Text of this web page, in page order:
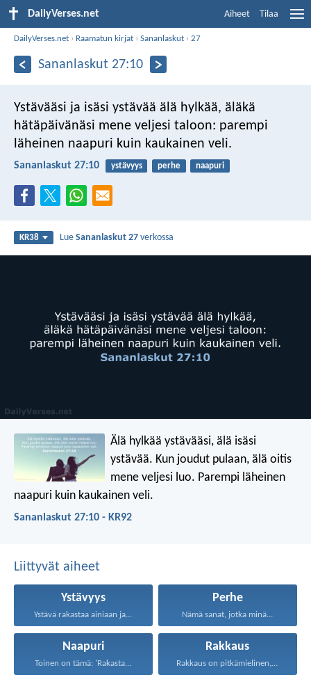
DailyVerses.net Aiheet Tilaa
DailyVerses.net › Raamatun kirjat ›Sananlaskut ›27
Sananlaskut 27:10
Ystävääsi ja isäsi ystävää älä hylkää, äläkä
hätäpäivänäsi mene veljesi taloon: parempi
läheinen naapuri kuin kaukainen veli.
Sananlaskut 27:10 ystävyys perhe naapuri
KR38 LueSananlaskut 27 verkossa
Älä hylkää ystävääsi, älä isäsi
ystävää. Kun joudut pulaan, älä oitis
mene veljesi luo. Parempi läheinen
naapuri kuin kaukainen veli.
Sananlaskut 27:10 - KR92
Liittyvät aiheet
Ystävyys
Ystävä rakastaa ainiaan ja...
Perhe
Nämä sanat, jotka minä...
Naapuri
Toinen on tämä: 'Rakasta...
Rakkaus
Rakkaus on pitkämielinen, rakkaus...